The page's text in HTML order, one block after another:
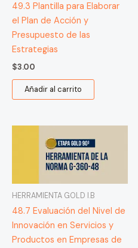
49.3 Plantilla para Elaborar
el Plan de Acción y
Presupuesto de las
Estrategias
$3.00
Añadir al carrito
HERRAMIENTA GOLD I.B
48.7 Evaluación del Nivel de
Innovación en Servicios y
Productos en Empresas de